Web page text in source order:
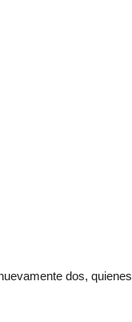
dos, quienes